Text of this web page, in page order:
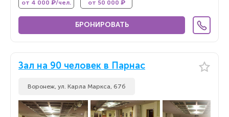
от 4 000 ₽/чел. от 50 000 ₽
БРОНИРОВАТЬ
Зал на 90 человек в Парнас
Воронеж, ул. Карла Маркса, 67б